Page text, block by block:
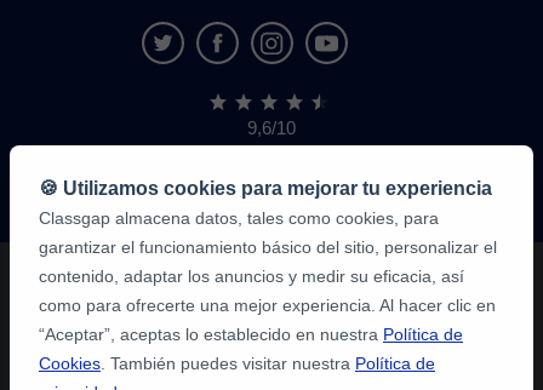
9,6/10
1.339.284
de
alumnos
🍪 Utilizamos cookies para mejorar tu experiencia
Classgap almacena datos, tales como cookies, para
garantizar el funcionamiento básico del sitio, personalizar el
contenido, adaptar los anuncios y medir su eficacia, así
como para ofrecerte una mejor experiencia. Al hacer clic en
“Aceptar”, aceptas lo establecido en nuestra Política de
Cookies . También puedes visitar nuestra Política de